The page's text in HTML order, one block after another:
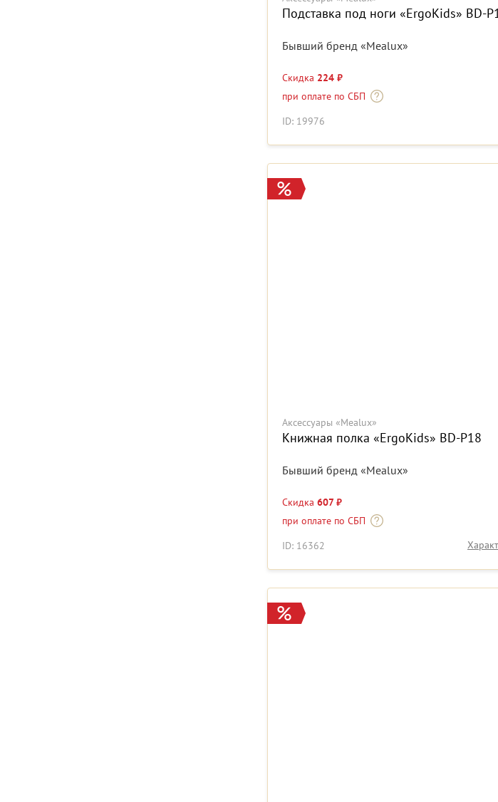
Подставка под ноги «ErgoKids» BD-
Бывший бренд «Mealux»
Скидка 224 ₽
при оплате по СБП
ID: 19976
Аксессуары «Mealux»
Книжная полка «ErgoKids» BD-P18
Бывший бренд «Mealux»
Скидка 607 ₽
при оплате по СБП
ID: 16362